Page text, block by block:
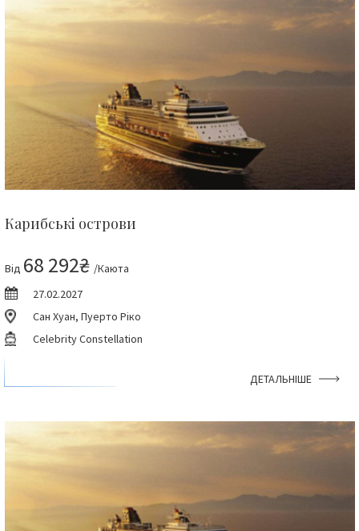
Карибські острови
Від 68 292₴ /Каюта
27.02.2027
Сан Хуан, Пуерто Ріко
Celebrity Constellation
ДЕТАЛЬНІШЕ